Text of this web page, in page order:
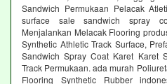
Sandwich Permukaan Pelacak
surface sale sandwich spray
Menjalankan Melacak Flooring
Synthetic Athletic Track Surface,
Sandwich Spray Coat Karet Karet
Track Permukaan. ada murah
Flooring Synthetic Rubber